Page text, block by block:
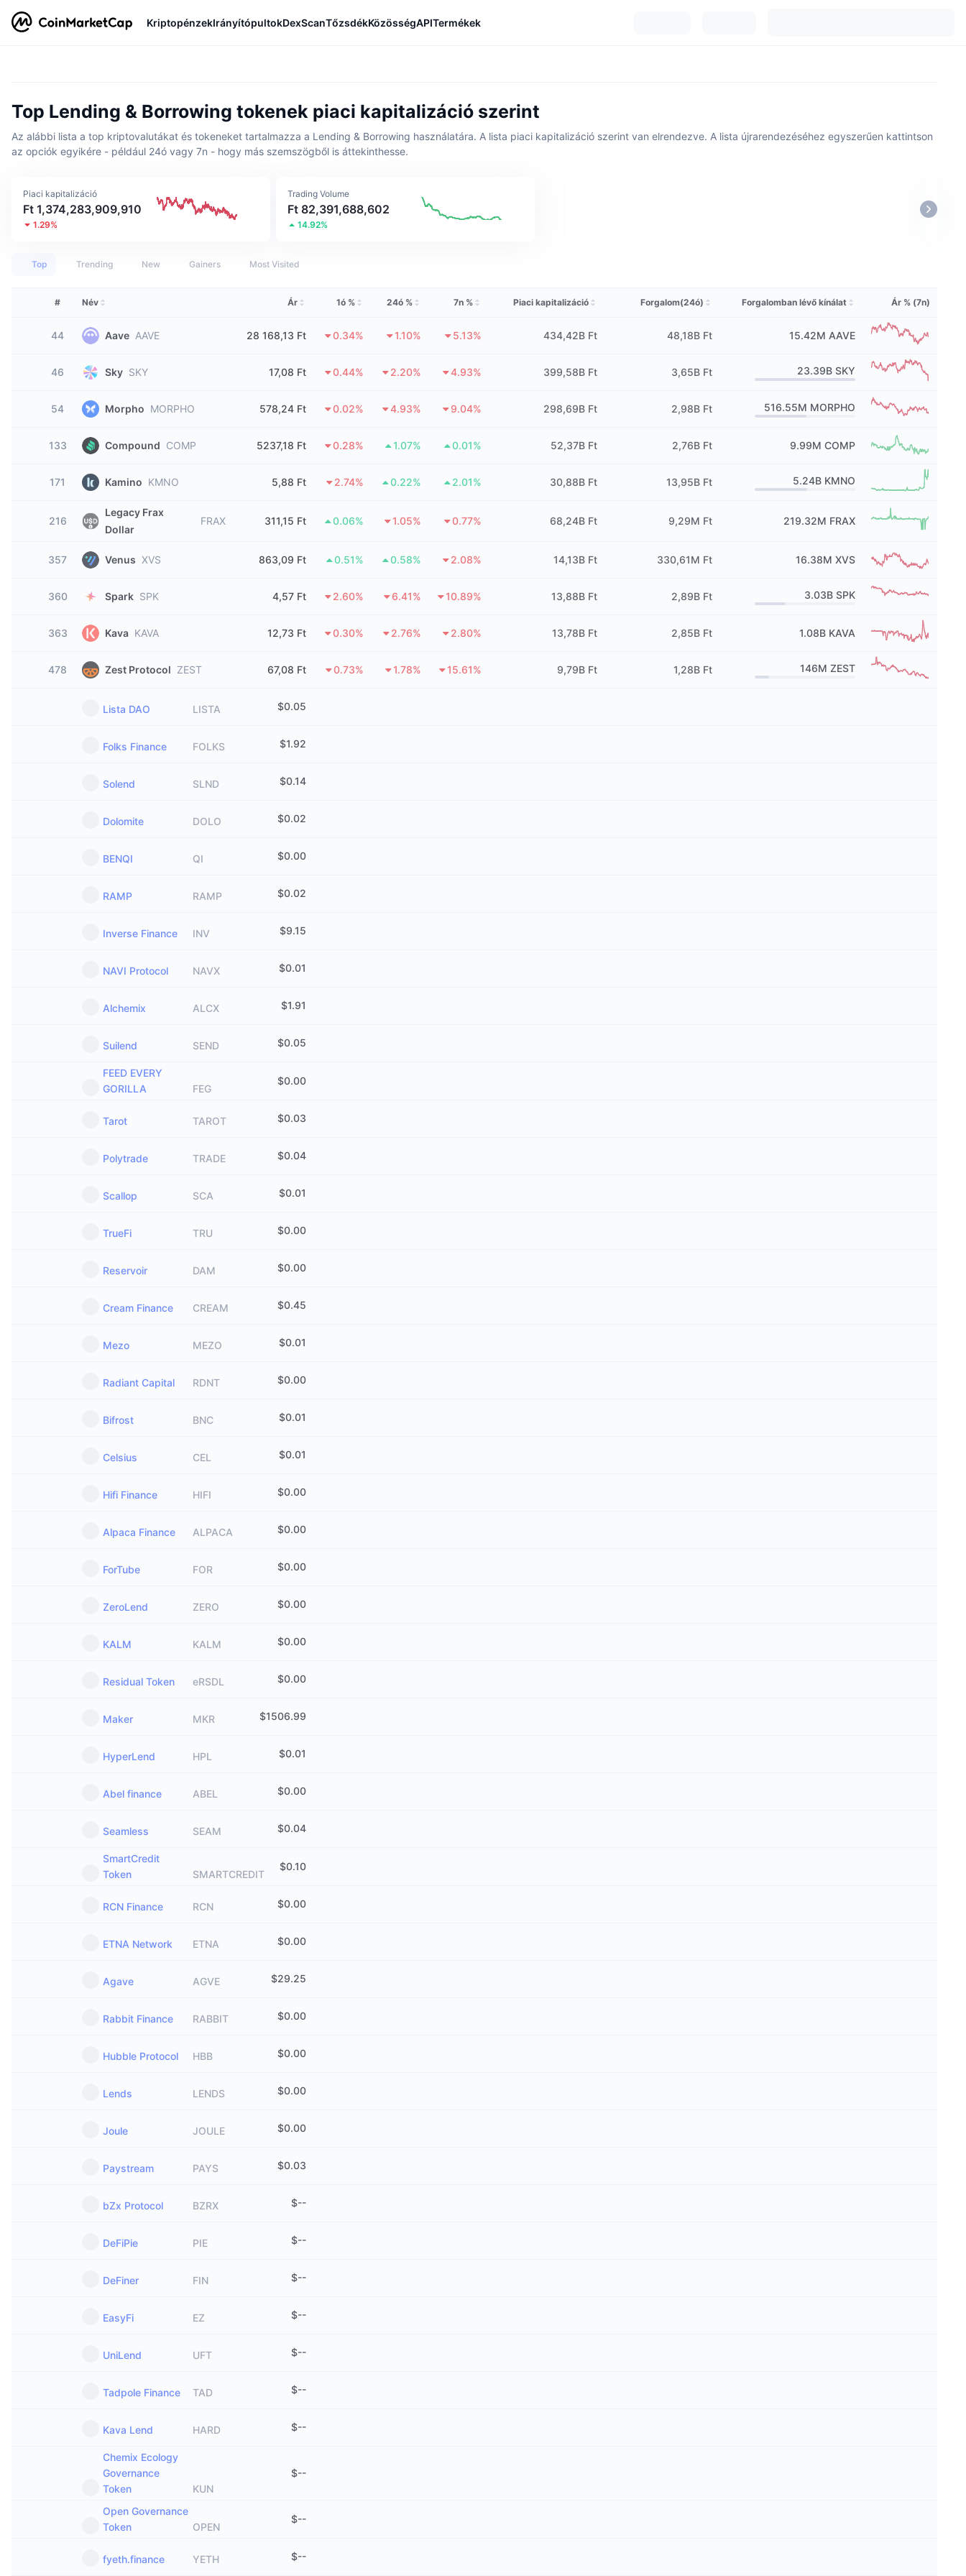
KriptopénzekIrányítópultokDexScanTőzsdékKözösségAPITermékek
Top Lending & Borrowing tokenek piaci kapitalizáció szerint
Az alábbi lista a top kriptovalutákat és tokeneket tartalmazza a Lending & Borrowing használatára. A lista piaci kapitalizáció szerint van elrendezve. A lista újrarendezéséhez egyszerűen kattintson
az opciók egyikére - például 24ó vagy 7n - hogy más szemszögből is áttekinthesse.
Piaci kapitalizáció
Ft 1,374,283,909,910
1.29%
Trading Volume
Ft 82,391,688,602
14.92%
Top Trending New Gainers Most Visited
# Név Ár 1ó % 24ó % 7n % Piaci kapitalizáció Forgalom(24ó) Forgalomban lévő kínálat Ár % (7n)
44 Aave AAVE 28 168,13 Ft 0.34% 1.10% 5.13% 434,42B Ft 48,18B Ft 15.42M AAVE
46 Sky SKY 17,08 Ft 0.44% 2.20% 4.93% 399,58B Ft 3,65B Ft 23.39B SKY
54 Morpho MORPHO 578,24 Ft 0.02% 4.93% 9.04% 298,69B Ft 2,98B Ft 516.55M MORPHO
133 Compound COMP 5237,18 Ft 0.28% 1.07% 0.01% 52,37B Ft 2,76B Ft 9.99M COMP
171 Kamino KMNO 5,88 Ft 2.74% 0.22% 2.01% 30,88B Ft 13,95B Ft 5.24B KMNO
216
Legacy Frax
Dollar
FRAX 311,15 Ft 0.06% 1.05% 0.77% 68,24B Ft 9,29M Ft 219.32M FRAX
357 Venus XVS 863,09 Ft 0.51% 0.58% 2.08% 14,13B Ft 330,61M Ft 16.38M XVS
360 Spark SPK 4,57 Ft 2.60% 6.41% 10.89% 13,88B Ft 2,89B Ft 3.03B SPK
363 Kava KAVA 12,73 Ft 0.30% 2.76% 2.80% 13,78B Ft 2,85B Ft 1.08B KAVA
478 Zest Protocol ZEST 67,08 Ft 0.73% 1.78% 15.61% 9,79B Ft 1,28B Ft 146M ZEST
Lista DAO LISTA $0.05
Folks Finance FOLKS $1.92
Solend SLND $0.14
Dolomite DOLO $0.02
BENQI QI $0.00
RAMP RAMP $0.02
Inverse Finance INV $9.15
NAVI Protocol NAVX $0.01
Alchemix ALCX $1.91
Suilend SEND $0.05
FEED EVERY
GORILLA
FEG
$0.00
Tarot TAROT $0.03
Polytrade TRADE $0.04
Scallop SCA $0.01
TrueFi TRU $0.00
Reservoir DAM $0.00
Cream Finance CREAM $0.45
Mezo MEZO $0.01
Radiant Capital RDNT $0.00
Bifrost BNC $0.01
Celsius CEL $0.01
Hifi Finance HIFI $0.00
Alpaca Finance ALPACA $0.00
ForTube FOR $0.00
ZeroLend ZERO $0.00
KALM KALM $0.00
Residual Token eRSDL $0.00
Maker MKR $1506.99
HyperLend HPL $0.01
Abel finance ABEL $0.00
Seamless SEAM $0.04
SmartCredit
Token
SMARTCREDIT
$0.10
RCN Finance RCN $0.00
ETNA Network ETNA $0.00
Agave AGVE $29.25
Rabbit Finance RABBIT $0.00
Hubble Protocol HBB $0.00
Lends LENDS $0.00
Joule JOULE $0.00
Paystream PAYS $0.03
bZx Protocol BZRX $--
DeFiPie PIE $--
DeFiner FIN $--
EasyFi EZ $--
UniLend UFT $--
Tadpole Finance TAD $--
Kava Lend HARD $--
Chemix Ecology
Governance
Token
KUN
$--
Open Governance
Token
OPEN
$--
fyeth.finance YETH $--